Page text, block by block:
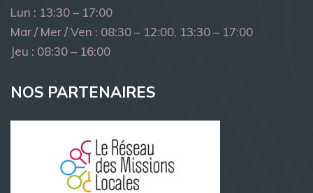
Lun : 13:30 – 17:00
Mar / Mer / Ven : 08:30 – 12:00, 13:30 – 17:00
Jeu : 08:30 – 16:00
NOS PARTENAIRES